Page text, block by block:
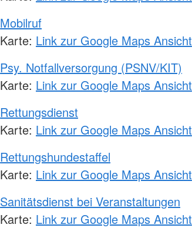
Mobilruf
Karte: Link zur Google Maps Ansicht
Psy. Notfallversorgung (PSNV/KIT)
Karte: Link zur Google Maps Ansicht
Rettungsdienst
Karte: Link zur Google Maps Ansicht
Rettungshundestaffel
Karte: Link zur Google Maps Ansicht
Sanitätsdienst bei Veranstaltungen
Karte: Link zur Google Maps Ansicht